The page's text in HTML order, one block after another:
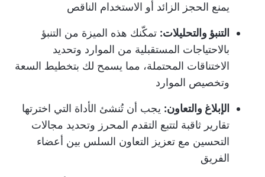
يمنع الحجز الزائد أو الاستخدام الناقص
التنبؤ والتحليلات: تمكّنك هذه الميزة من التنبؤ
بالاحتياجات المستقبلية من الموارد وتحديد
الاختناقات المحتملة، مما يسمح لك بتخطيط السعة
وتخصيص الموارد
الإبلاغ والتعاون: يجب أن تُنشئ الأداة التي اخترتها
تقارير ثاقبة لتتبع التقدم المحرز وتحديد مجالات
التحسين مع تعزيز التعاون السلس بين أعضاء
الفريق